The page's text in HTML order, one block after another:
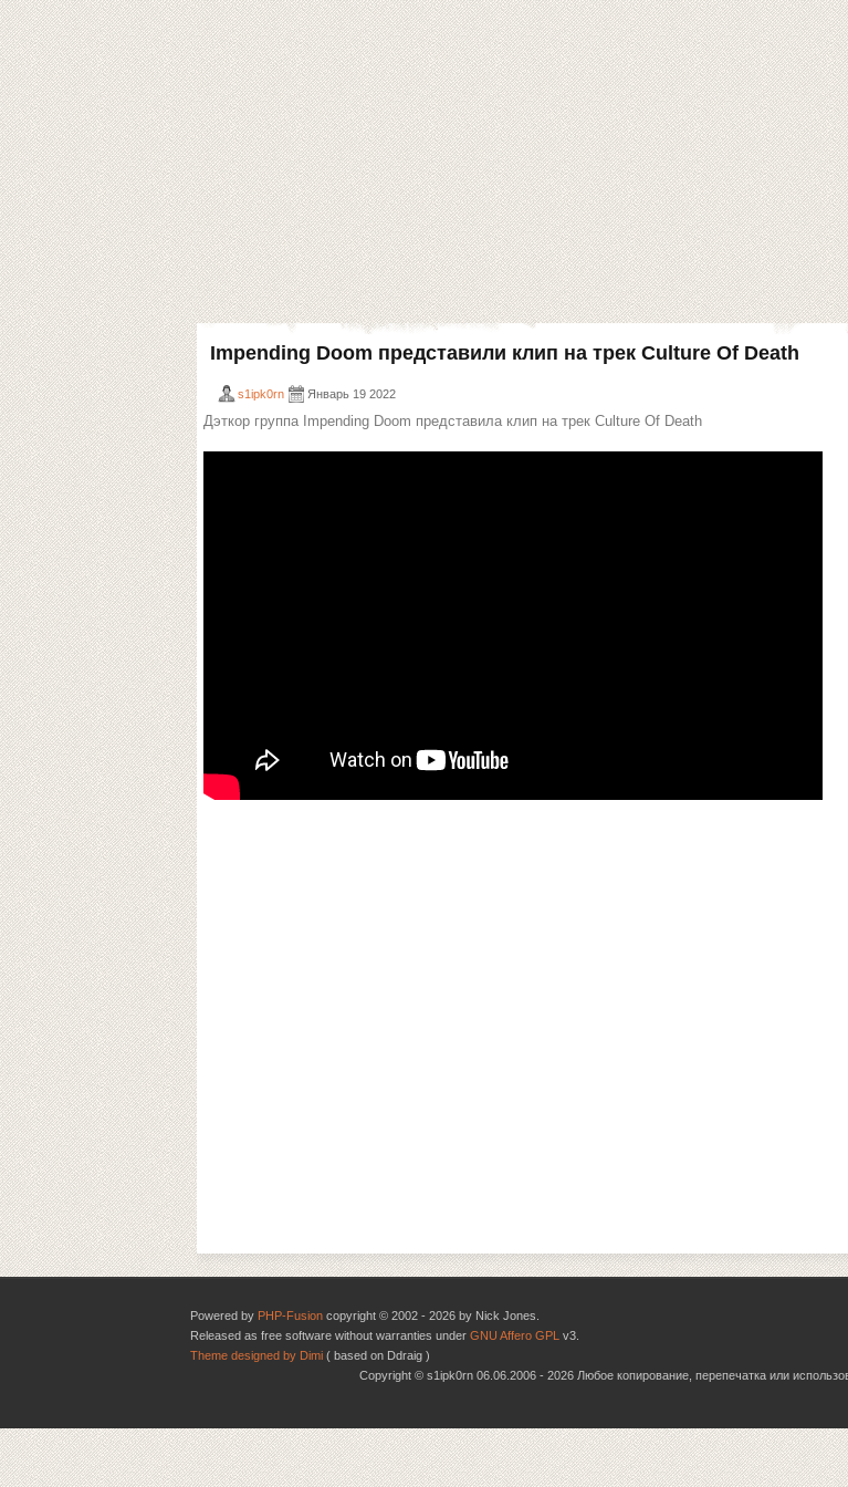
Impending Doom представили клип на трек Culture Of Death
s1ipk0rn Январь 19 2022
Дэткор группа Impending Doom представила клип на трек Culture Of Death
Powered by PHP-Fusion copyright © 2002 - 2026 by Nick Jones.
Released as free software without warranties under GNU Affero GPL v3.
Theme designed by Dimi ( based on Ddraig )
Copyright © s1ipk0rn 06.06.2006 - 2026 Любое копирование, перепечатка или